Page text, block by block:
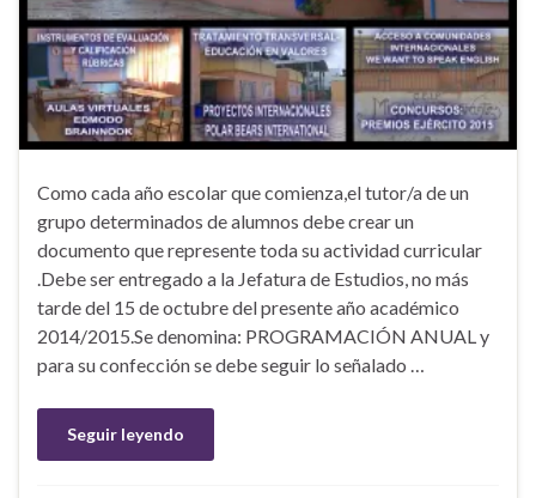
Como cada año escolar que comienza,el tutor/a de un
grupo determinados de alumnos debe crear un
documento que represente toda su actividad curricular
.Debe ser entregado a la Jefatura de Estudios, no más
tarde del 15 de octubre del presente año académico
2014/2015.Se denomina: PROGRAMACIÓN ANUAL y
para su confección se debe seguir lo señalado …
Seguir leyendo